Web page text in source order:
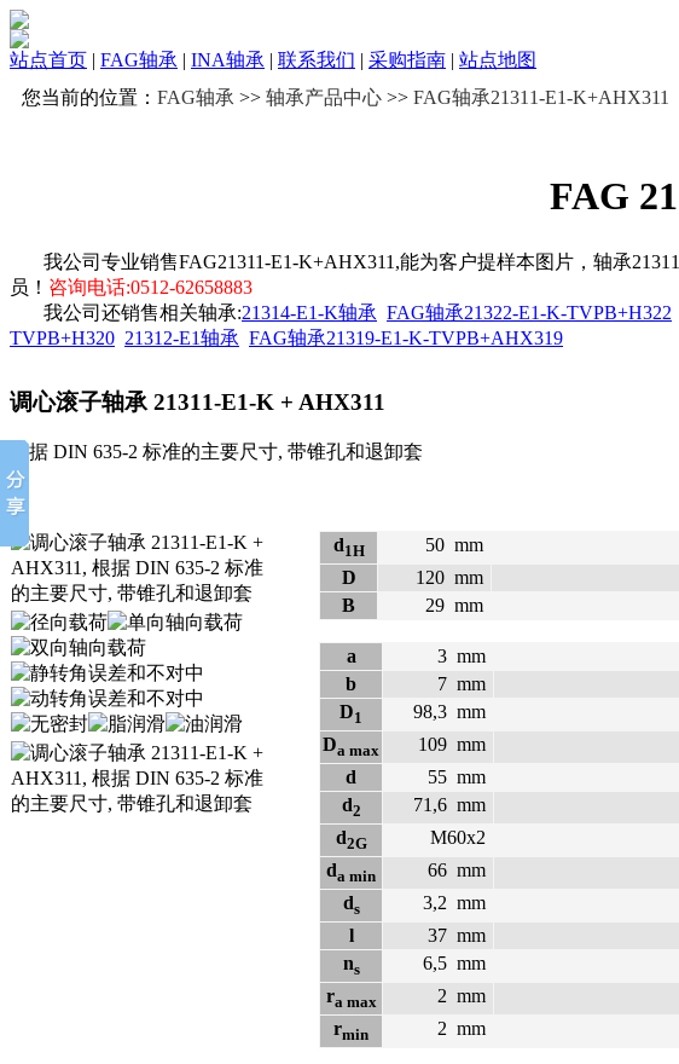
站点首页 | FAG轴承 | INA轴承 | 联系我们 | 采购指南 | 站点地图
您当前的位置： FAG轴承 >> 轴承产品中心 >> FAG轴承21311-E1-K+AHX311
FAG
我公司专业销售FAG21311-E1-K+AHX311,能为客户提样本图片，轴承
员！ 咨询电话:0512-62658883
我公司还销售相关轴承:21314-E1-K轴承 FAG轴承21322-E1-K-TVPB+H322
TVPB+H320 21312-E1轴承 FAG轴承21319-E1-K-TVPB+AHX319
调心滚子轴承 21311-E1-K + AHX311
根据 DIN 635-2 标准的主要尺寸, 带锥孔和退卸套
d1H 50 mm
D
120 mm
B
29 mm
a 3 mm
b
7 mm
D1 98,3 mm
Da max 109 mm
d
55 mm
d2 71,6 mm
d2G
M60x2
da min 66 mm
ds 3,2 mm
l
37 mm
ns 6,5 mm
ra max 2 mm
rmin 2 mm